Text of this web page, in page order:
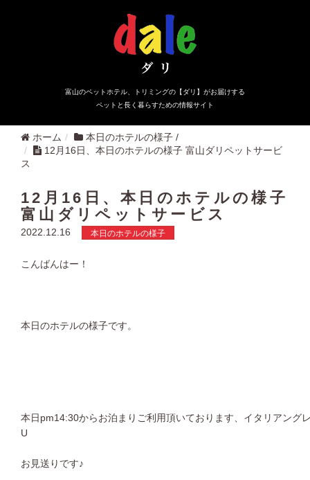
富山のペットホテル、トリミングの【ダリ】がお届けする
ペットと長く暮らすための情報サイト
ホーム 本日のホテルの様子 /
12月16日、本日のホテルの様子 富山ダリペットサービ
ス
12月16日、本日のホテルの様子
富山ダリペットサービス
2022.12.16 本日のホテルの様子
こんばんはー！
本日のホテルの様子です。
本日pm14:30からお泊まりご利用頂いております、イタリアング
U
お見送りです♪